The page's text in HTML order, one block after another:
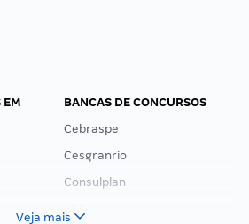
EM
BANCAS DE CONCURSOS
Cebraspe
Cesgranrio
Consulplan
Veja mais